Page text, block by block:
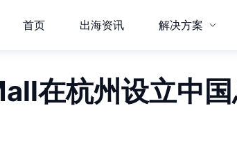
首页 出海资讯 解决方案
在杭州设立中